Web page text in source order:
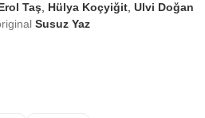
Taş Hülya Koçyiğit ,Ulvi Doğan
Susuz Yaz